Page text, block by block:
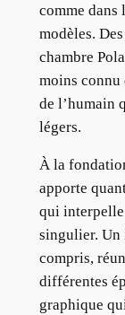
comme dans
modèles.
chambre
moins connu
de l’humain
légers.
À la
apporte
qui interpelle
singulier. Un
compris,
différentes
graphique